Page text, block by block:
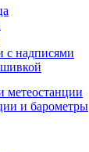
с надписями
метеостанции
и барометры